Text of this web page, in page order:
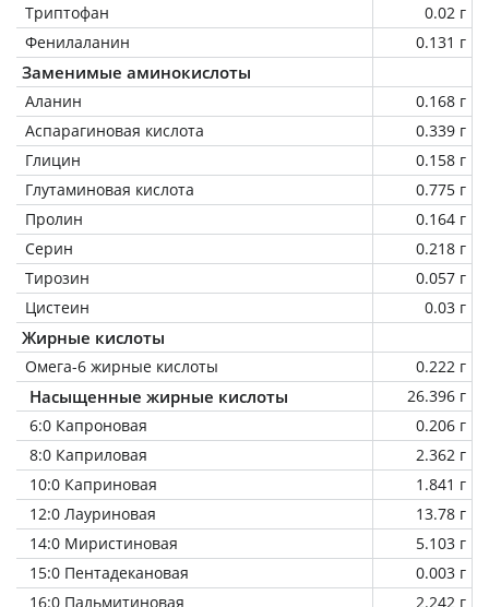
Триптофан
0.02 г
Фенилаланин
0.131 г
Заменимые аминокислоты
Аланин
0.168 г
Аспарагиновая кислота
0.339 г
Глицин
0.158 г
Глутаминовая кислота
0.775 г
Пролин
0.164 г
Серин
0.218 г
Тирозин
0.057 г
Цистеин
0.03 г
Жирные кислоты
Омега-6 жирные кислоты 0.222 г
Насыщенные жирные кислоты
26.396 г
6:0 Капроновая
0.206 г
8:0 Каприловая
2.362 г
10:0 Каприновая
1.841 г
12:0 Лауриновая
13.78 г
14:0 Миристиновая
5.103 г
15:0 Пентадекановая
0.003 г
16:0 Пальмитиновая
2.242 г